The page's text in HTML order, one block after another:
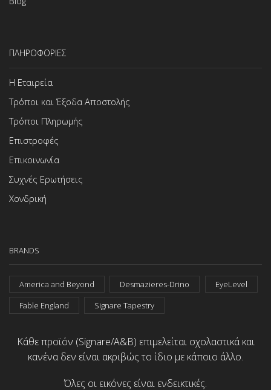
ΠΛΗΡΟΦΟΡΙΕΣ
Η Εταιρεία
Τρόποι και Έξοδα Αποστολής
Τρόποι Πληρωμής
Επιστροφές
Επικοινωνία
Συχνές Ερωτήσεις
Χονδρική
BRANDS
America and Beyond Desmazieres-Drino
EyeLevel
Fable England
Signare Tapestry
Κάθε προϊόν (Signare/A&B) επιμελείται σχολαστικά και
κανένα δεν είναι ακριβώς το ίδιο με κάποιο άλλο.
Όλες οι εικόνες είναι ενδεικτικές.